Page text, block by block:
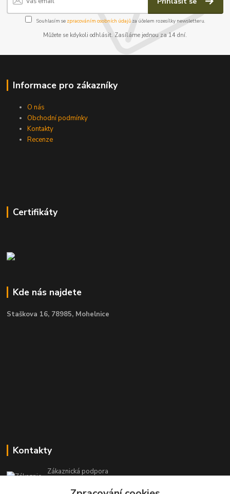
Souhlasím se zpracováním osobních údajůza účelem rozesílky newsletteru.
Můžete se kdykoli odhlásit. Zasíláme jednou za 14 dní.
Informace pro zákazníky
O nás
Obchodní podmínky
Kontakty
Recenze
Certifikáty
Kde nás najdete
Staškova 16, 78985, Mohelnice
Kontakty
Zákaznická podpora